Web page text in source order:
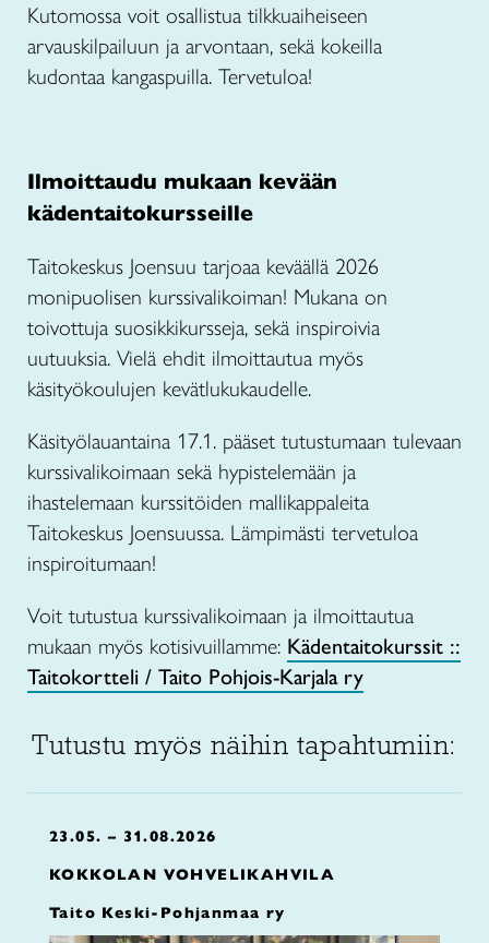
Kutomossa voit osallistua tilkkuaiheiseen
arvauskilpailuun ja arvontaan, sekä kokeilla
kudontaa kangaspuilla. Tervetuloa!
Ilmoittaudu mukaan kevään
kädentaitokursseille
Taitokeskus Joensuu tarjoaa keväällä 2026
monipuolisen kurssivalikoiman! Mukana on
toivottuja suosikkikursseja, sekä inspiroivia
uutuuksia. Vielä ehdit ilmoittautua myös
käsityökoulujen kevätlukukaudelle.
Käsityölauantaina 17.1. pääset tutustumaan tulevaan
kurssivalikoimaan sekä hypistelemään ja
ihastelemaan kurssitöiden mallikappaleita
Taitokeskus Joensuussa. Lämpimästi tervetuloa
inspiroitumaan!
Voit tutustua kurssivalikoimaan ja ilmoittautua
mukaan myös kotisivuillamme: Kädentaitokurssit ::
Taitokortteli / Taito Pohjois-Karjala ry
Tutustu myös näihin tapahtumiin:
23.05. – 31.08.2026
KOKKOLAN VOHVELIKAHVILA
Taito Keski-Pohjanmaa ry